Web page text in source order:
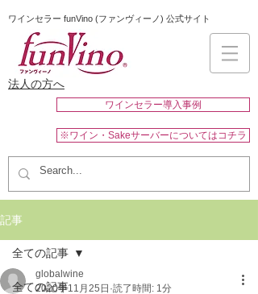
ワインセラー funVino (ファンヴィーノ) 公式サイト
法人の方へ
ワインセラー導入事例
※ワイン・Sakeサーバーについてはコチラ
記事
全ての記事
全ての記事
globalwine
2020年11月25日 読了時間: 1分